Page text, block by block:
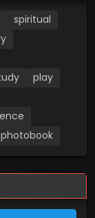
spiritual
play
photobook